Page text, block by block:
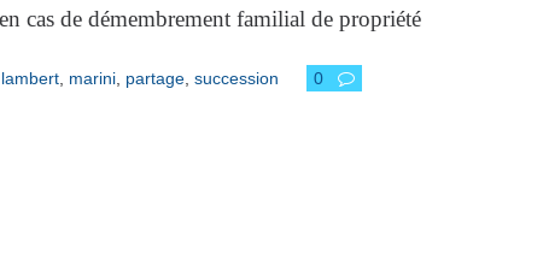
cas de démembrement familial de propriété
lambert, marini, partage, succession 0